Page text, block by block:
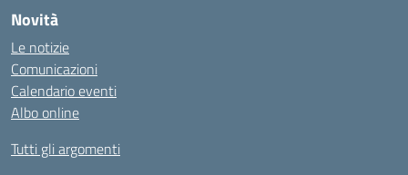
Novità
Le notizie
Comunicazioni
Calendario eventi
Albo online
Tutti gli argomenti